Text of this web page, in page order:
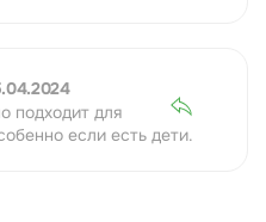
подходит для
если есть дети.